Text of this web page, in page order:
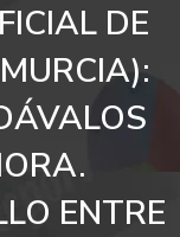
DE
ENTRE